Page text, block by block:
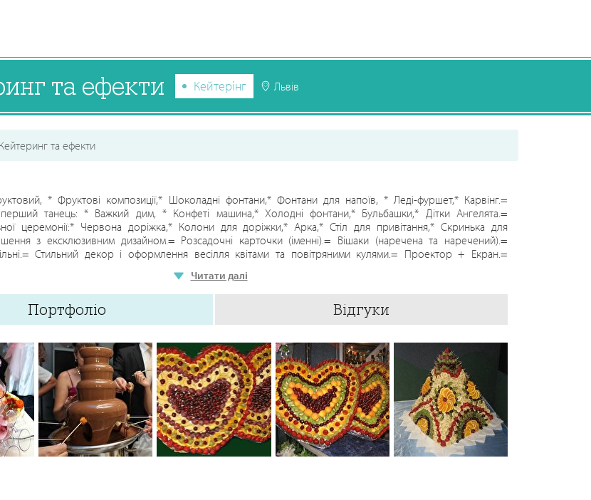
та ефекти Кейтерінг Львів
Кейтеринг та ефекти
* Фруктові композиції,* Шоколадні фонтани,* Фонтани для напоїв, * Леді-фуршет,* Карвінг.=
танець: * Важкий дим, * Конфеті машина,* Холодні фонтани,* Бульбашки,* Дітки Ангелята.=
церемонії:* Червона доріжка,* Колони для доріжки,* Арка,* Стіл для привітання,* Скринька для
з ексклюзивним дизайном.= Розсадочні карточки (іменні).= Вішаки (наречена та наречений).=
Стильний декор і оформлення весілля квітами та повітряними кулями.= Проектор + Екран.=
Читати далі
Портфоліо Відгуки